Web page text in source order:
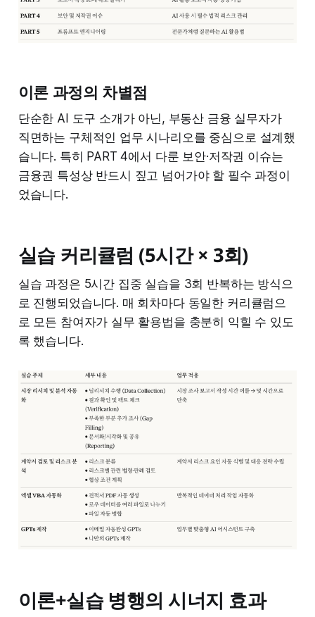
이론 과정의 차별점
단순한 AI 도구 소개가 아닌, 부동산 금융 실무자가
직면하는 구체적인 업무 시나리오를 중심으로 설계했
습니다. 특히 PART 4에서 다룬 보안·저작권 이슈는
금융권 특성상 반드시 짚고 넘어가야 할 필수 과정이
었습니다.
실습 커리큘럼 (5시간 × 3회)
실습 과정은 5시간 집중 실습을 3회 반복하는 방식으
로 진행되었습니다. 매 회차마다 동일한 커리큘럼으
로 모든 참여자가 실무 활용법을 충분히 익힐 수 있도
록 했습니다.
이론+실습 병행의 시너지 효과